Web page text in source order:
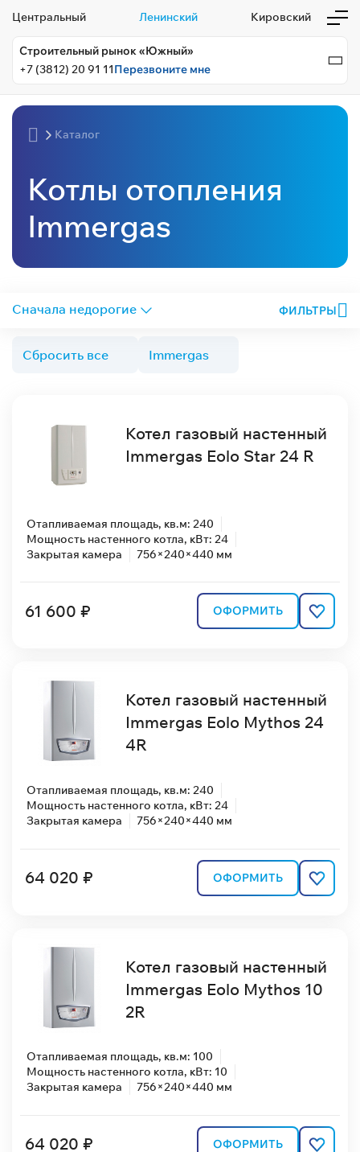
Центральный Ленинский Кировский
Строительный рынок «Южный»
+7 (3812) 20 91 11Перезвоните мне
Каталог
Котлы отопления
Immergas
ФИЛЬТРЫ
Сбросить все Immergas
Котел газовый настенный
Immergas Eolo Star 24 R
Отапливаемая площадь, кв.м: 240
Мощность настенного котла, кВт: 24
Закрытая камера
756×240×440 мм
61 600 ₽ ОФОРМИТЬ
Котел газовый настенный
Immergas Eolo Mythos 24
4R
Отапливаемая площадь, кв.м: 240
Мощность настенного котла, кВт: 24
Закрытая камера
756×240×440 мм
64 020 ₽ ОФОРМИТЬ
Котел газовый настенный
Immergas Eolo Mythos 10
2R
Отапливаемая площадь, кв.м: 100
Мощность настенного котла, кВт: 10
Закрытая камера
756×240×440 мм
64 020 ₽ ОФОРМИТЬ